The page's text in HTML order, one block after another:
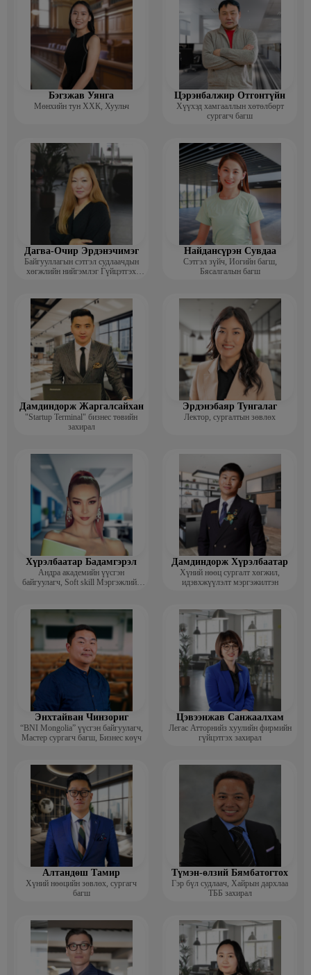
Бэгзжав Уянга
Мөнхийн тун ХХК, Хуульч
Цэрэнбалжир Отгонтүйн
Хүүхэд хамгааллын хөтөлбөрт
сургагч багш
Дагва-Очир Эрдэнэчимэг
Байгууллагын сэтгэл судлаачдын
хөгжлийн нийгэмлэг Гүйцэтгэх
Найдансүрэн Сувдаа
Сэтгэл зүйч, Иогийн багш,
Бясалгалын багш
Дамдиндорж Жаргалсайхан
"Startup Terminal" бизнес төвийн
захирал
Эрдэнэбаяр Тунгалаг
Лектор, сургалтын зөвлөх
Хүрэлбаатар Бадамгэрэл
Андра академийн үүсгэн
байгуулагч, Soft skill Мэргэжлийн
Дамдиндорж Хүрэлбаатар
Хүний нөөц сургалт хөгжил,
идэвхжүүлэлт мэргэжилтэн
Энхтайван Чинзориг
“BNI Mongolia” үүсгэн байгуулагч,
Мастер сургагч багш, Бизнес көүч
Цэвээнжав Санжаалхам
Легас Атторнийз хуулийн фирмийн
гүйцэтгэх захирал
Алтандөш Тамир
Хүний нөөцийн зөвлөх, сургагч
багш
Түмэн-өлзий Бямбатогтох
Гэр бүл судлаач, Хайрын дархлаа
ТББ захирал